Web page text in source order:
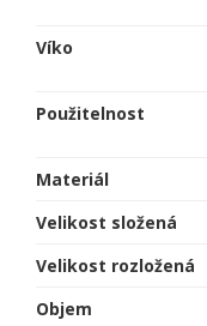
Víko
Použitelnost
Materiál
Velikost složená
Velikost rozložená
Objem